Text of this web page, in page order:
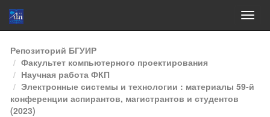
Skip
navigation
Репозиторий БГУИР
Факультет компьютерного проектирования
Научная работа ФКП
Электронные системы и технологии : материалы 59-й
конференции аспирантов, магистрантов и студентов
(2023)